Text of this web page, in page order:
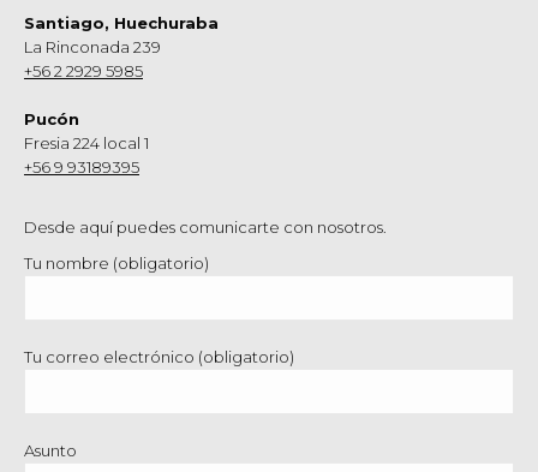
Santiago, Huechuraba
La Rinconada 239
+56 2 2929 5985
Pucón
Fresia 224 local 1
+56 9 93189395
Desde aquí puedes comunicarte con nosotros.
Tu nombre (obligatorio)
Tu correo electrónico (obligatorio)
Asunto